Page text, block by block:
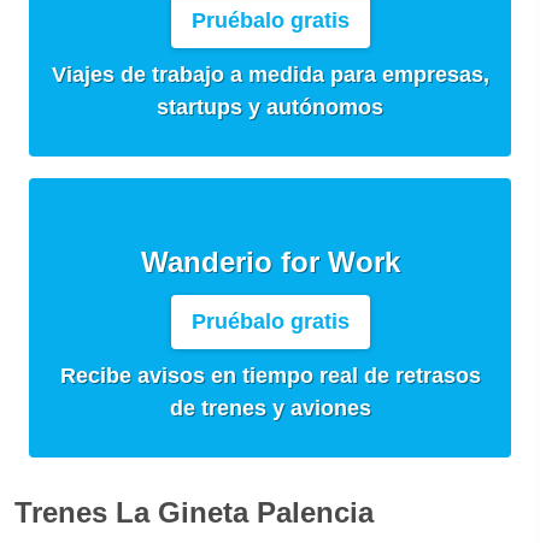
Pruébalo gratis
Viajes de trabajo a medida para empresas,
startups y autónomos
Wanderio for Work
Pruébalo gratis
Recibe avisos en tiempo real de retrasos
de trenes y aviones
Trenes La Gineta Palencia